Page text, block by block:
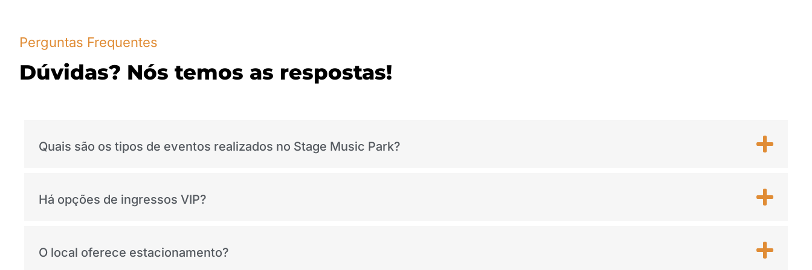
Perguntas Frequentes
Dúvidas? Nós temos as respostas!
Quais são os tipos de eventos realizados no Stage Music Park?
Há opções de ingressos VIP?
O local oferece estacionamento?